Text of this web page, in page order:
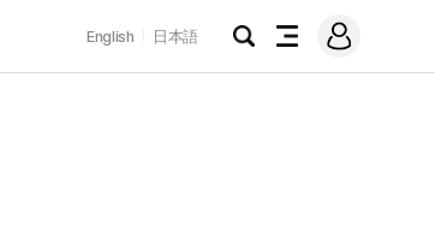
English 日本語
검
전
메
그